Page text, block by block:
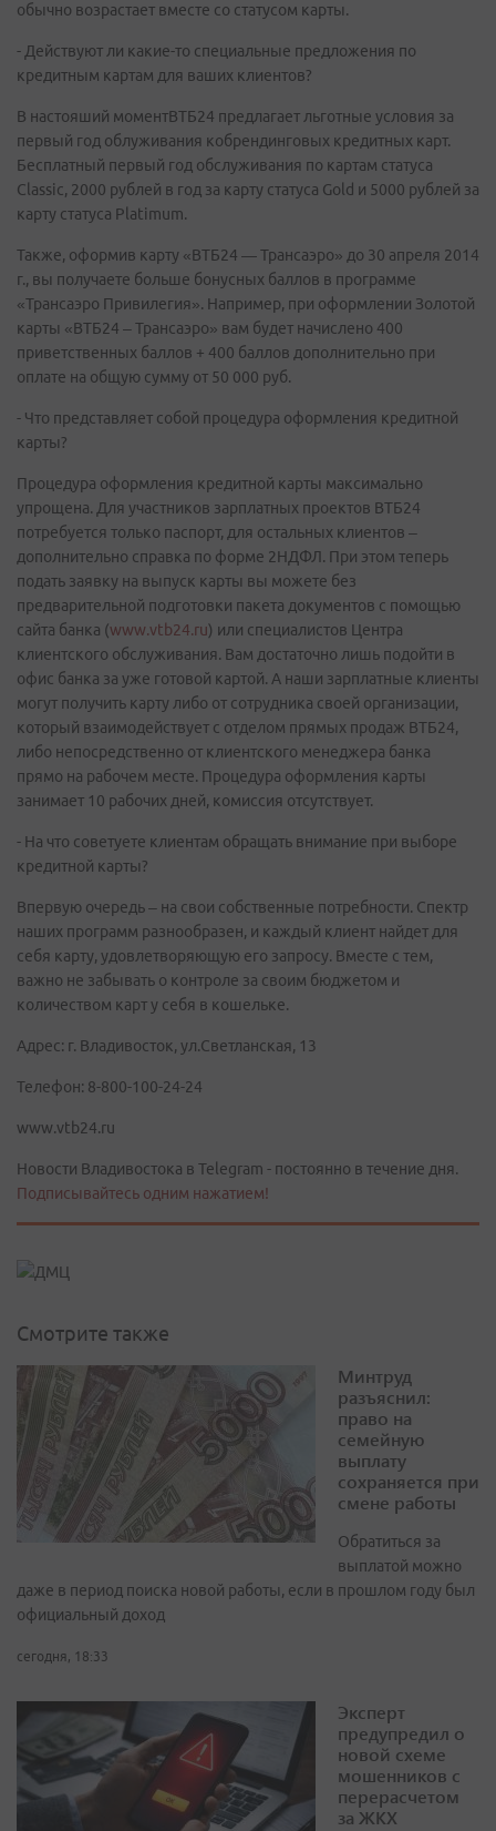
обычно возрастает вместе со статусом карты.
- Действуют ли какие-то специальные предложения по
кредитным картам для ваших клиентов?
В настояший моментВТБ24 предлагает льготные условия за
первый год облуживания кобрендинговых кредитных карт.
Бесплатный первый год обслуживания по картам статуса
Сlassic, 2000 рублей в год за карту статуса Gold и 5000 рублей за
карту статуса Platimum.
Также, оформив карту «ВТБ24 — Трансаэро» до 30 апреля 2014
г., вы получаете больше бонусных баллов в программе
«Трансаэро Привилегия». Например, при оформлении Золотой
карты «ВТБ24 – Трансаэро» вам будет начислено 400
приветственных баллов + 400 баллов дополнительно при
оплате на общую сумму от 50 000 руб.
- Что представляет собой процедура оформления кредитной
карты?
Процедура оформления кредитной карты максимально
упрощена. Для участников зарплатных проектов ВТБ24
потребуется только паспорт, для остальных клиентов –
дополнительно справка по форме 2НДФЛ. При этом теперь
подать заявку на выпуск карты вы можете без
предварительной подготовки пакета документов с помощью
сайта банка (www.vtb24.ru) или специалистов Центра
клиентского обслуживания. Вам достаточно лишь подойти в
офис банка за уже готовой картой. А наши зарплатные клиенты
могут получить карту либо от сотрудника своей организации,
который взаимодействует с отделом прямых продаж ВТБ24,
либо непосредственно от клиентского менеджера банка
прямо на рабочем месте. Процедура оформления карты
занимает 10 рабочих дней, комиссия отсутствует.
- На что советуете клиентам обращать внимание при выборе
кредитной карты?
Впервую очередь – на свои собственные потребности. Спектр
наших программ разнообразен, и каждый клиент найдет для
себя карту, удовлетворяющую его запросу. Вместе с тем,
важно не забывать о контроле за своим бюджетом и
количеством карт у себя в кошельке.
Адрес: г. Владивосток, ул.Светланская, 13
Телефон: 8-800-100-24-24
www.vtb24.ru
Новости Владивостока в Telegram - постоянно в течение дня.
Подписывайтесь одним нажатием!
Смотрите также
Минтруд
разъяснил:
право на
семейную
выплату
сохраняется при
смене работы
Обратиться за
выплатой можно
даже в период поиска новой работы, если в прошлом году был
официальный доход
сегодня, 18:33
Эксперт
предупредил о
новой схеме
мошенников с
перерасчетом
за ЖКХ